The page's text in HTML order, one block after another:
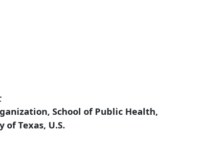
School of Public Health,
Texas, U.S.